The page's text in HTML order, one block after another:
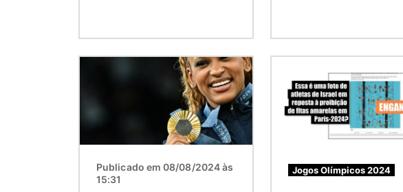
Publicado em 08/08/2024 às
15:31
Jogos Olímpicos 2024